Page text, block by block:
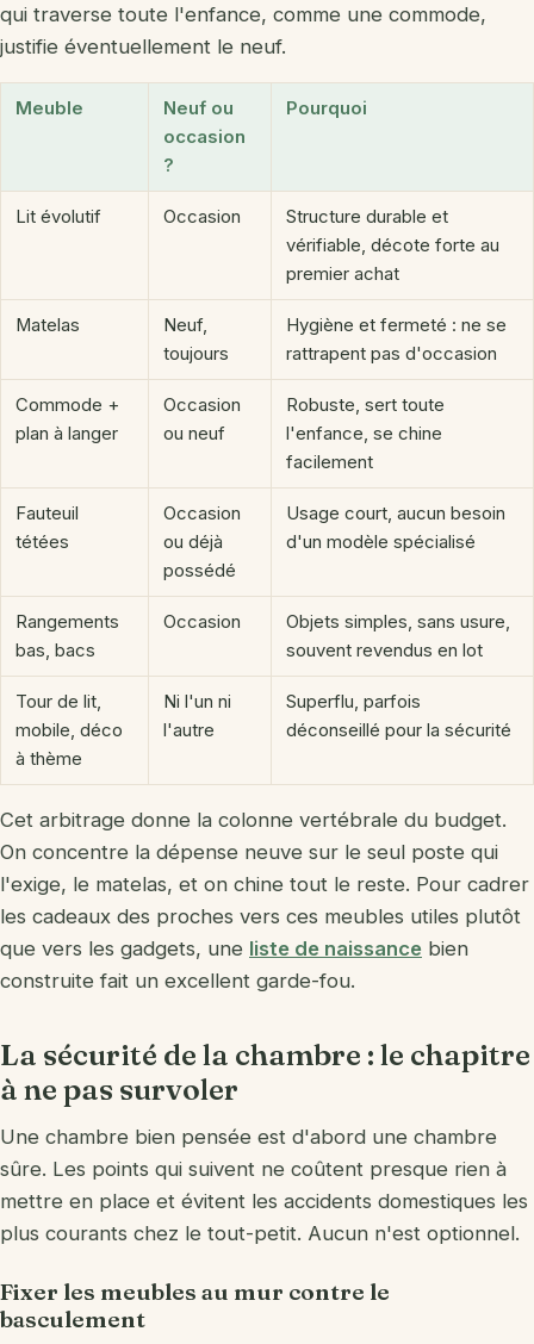
qui traverse toute l'enfance, comme une commode,
justifie éventuellement le neuf.
Meuble
Neuf ou
occasion
?
Pourquoi
Lit évolutif Occasion
Structure durable et
vérifiable, décote forte au
premier achat
Matelas
Neuf,
toujours
Hygiène et fermeté : ne se
rattrapent pas d'occasion
Commode +
plan à langer
Occasion
ou neuf
Robuste, sert toute
l'enfance, se chine
facilement
Fauteuil
tétées
Occasion
ou déjà
possédé
Usage court, aucun besoin
d'un modèle spécialisé
Rangements
bas, bacs
Occasion
Objets simples, sans usure,
souvent revendus en lot
Tour de lit,
mobile, déco
à thème
Ni l'un ni
l'autre
Superflu, parfois
déconseillé pour la sécurité
Cet arbitrage donne la colonne vertébrale du budget.
On concentre la dépense neuve sur le seul poste qui
l'exige, le matelas, et on chine tout le reste. Pour cadrer
les cadeaux des proches vers ces meubles utiles plutôt
que vers les gadgets, une liste de naissance bien
construite fait un excellent garde-fou.
La sécurité de la chambre : le chapitre
à ne pas survoler
Une chambre bien pensée est d'abord une chambre
sûre. Les points qui suivent ne coûtent presque rien à
mettre en place et évitent les accidents domestiques les
plus courants chez le tout-petit. Aucun n'est optionnel.
Fixer les meubles au mur contre le
basculement